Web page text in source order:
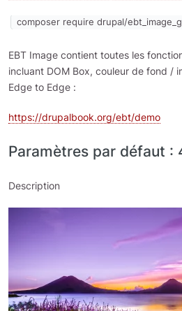
composer require drupal/
EBT Image contient toutes les
incluant DOM Box, couleur de fond /
Edge to Edge :
https://drupalbook.org/ebt/demo
Paramètres par défaut :
Description